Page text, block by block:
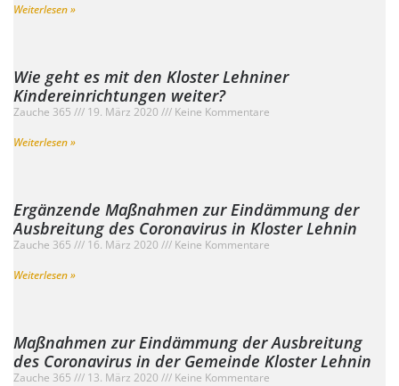
Weiterlesen »
Wie geht es mit den Kloster Lehniner
Kindereinrichtungen weiter?
Zauche 365 19. März 2020
Keine Kommentare
Weiterlesen »
Ergänzende Maßnahmen zur Eindämmung der
Ausbreitung des Coronavirus in Kloster Lehnin
Zauche 365 16. März 2020
Keine Kommentare
Weiterlesen »
Maßnahmen zur Eindämmung der Ausbreitung
des Coronavirus in der Gemeinde Kloster Lehnin
Zauche 365 13. März 2020
Keine Kommentare